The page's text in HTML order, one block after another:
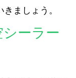
ましょう。
シーラー